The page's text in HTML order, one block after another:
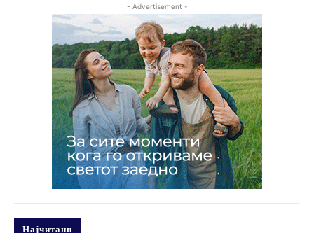
- Advertisement -
Најчитани